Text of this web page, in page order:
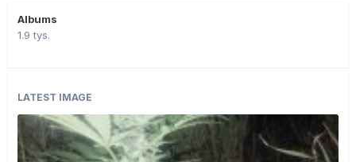
Albums
1.9 tys.
LATEST IMAGE